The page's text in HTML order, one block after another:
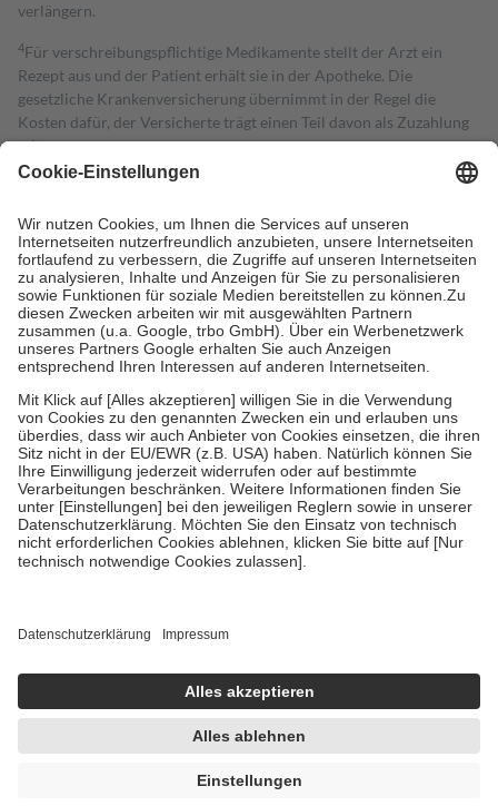
verlängern.
4Für verschreibungspflichtige Medikamente stellt der Arzt ein
Rezept aus und der Patient erhält sie in der Apotheke. Die
gesetzliche Krankenversicherung übernimmt in der Regel die
Kosten dafür, der Versicherte trägt einen Teil davon als Zuzahlung
mit.
Grundsätzlich leisten Mitglieder Zuzahlungen in Höhe von zehn
höchstens zehn Euro.
Es sind jedoch nie mehr als die tatsächlichen
Kosten der Leistung zu entrichten.
Diese Regeln gelten grundsätzlich auch für Online-Apotheken.
Bei Heilmitteln und häuslicher Krankenpflege beträgt die
Zuzahlung zehn Prozent der Kosten sowie zehn Euro je
Verordnung.
Um das Engagement der Versicherten für ihre eigene Gesundheit zu
stärken und die besondere Stellung der Familie zu unterstützen,
fallenkeine Zuzahlungenan bei:
• Kindern und Jugendlichen bis zum vollendeten 18. Lebensjahr
mit Ausnahme der Fahrkosten
• Untersuchungen zur Vorsorge und Früherkennung, die von der
GKV getragen werden
• empfohlenen Schutzimpfungen
• Harn- und Blutteststreifen
getroffen, um sicherzustellen, dass es sich um echte Bewertungen
https://help.etrusted.com/hc/de/articles/4419944605341
Einige Bilder und Inhalte wurden unter Zuhilfenahme künstlicher